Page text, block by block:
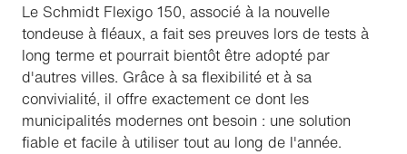
Le Schmidt Flexigo 150, associé à la nouvelle
tondeuse à fléaux, a fait ses preuves lors de tests à
long terme et pourrait bientôt être adopté par
d'autres villes. Grâce à sa flexibilité et à sa
convivialité, il offre exactement ce dont les
municipalités modernes ont besoin : une solution
fiable et facile à utiliser tout au long de l'année.